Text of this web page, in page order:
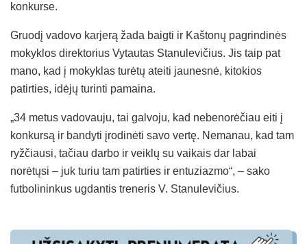
konkurse.
Gruodį vadovo karjerą žada baigti ir Kaštonų pagrindinės
mokyklos direktorius Vytautas Stanulevičius. Jis taip pat
mano, kad į mokyklas turėtų ateiti jaunesnė, kitokios
patirties, idėjų turinti pamaina.
„34 metus vadovauju, tai galvoju, kad nebenorėčiau eiti į
konkursą ir bandyti įrodinėti savo vertę. Nemanau, kad tam
ryžčiausi, tačiau darbo ir veiklų su vaikais dar labai
norėtųsi – juk turiu tam patirties ir entuziazmo“, – sako
futbolininkus ugdantis treneris V. Stanulevičius.